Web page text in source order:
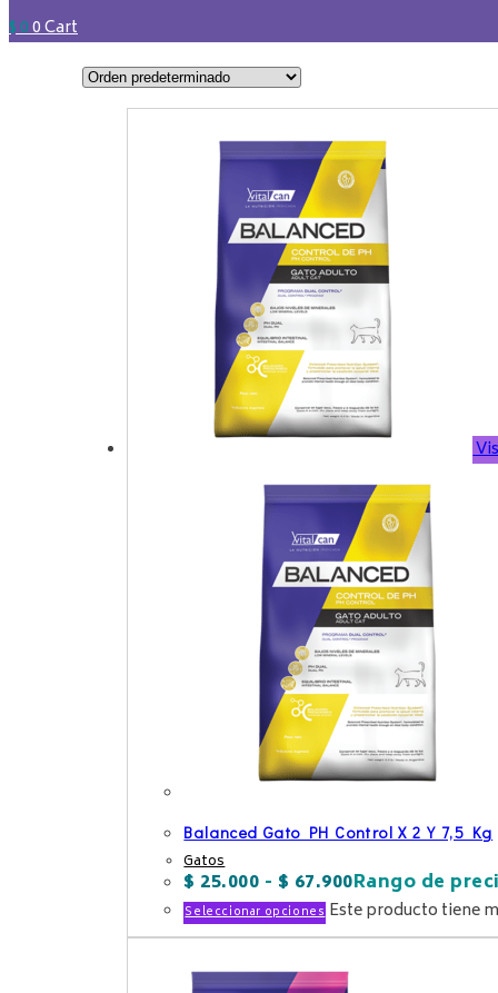
$00Cart
Balanced Gato PH Control X 2 Y 7,5 Kg
Gatos
$ 25.000 - $ 67.900Rango de
Seleccionar opciones Este producto tiene